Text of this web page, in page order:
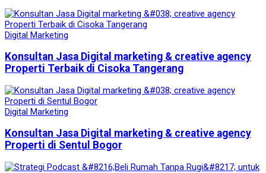
Digital Marketing
Konsultan Jasa Digital marketing & creative agency
Properti Terbaik di Cisoka Tangerang
Digital Marketing
Konsultan Jasa Digital marketing & creative agency
Properti di Sentul Bogor